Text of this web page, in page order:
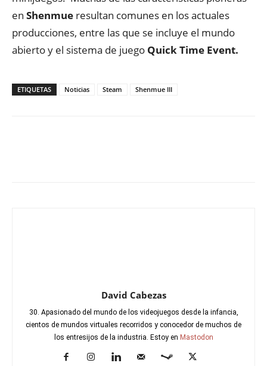
en Shenmue resultan comunes en los actuales
producciones, entre las que se incluye el mundo
abierto y el sistema de juego Quick Time Event.
ETIQUETAS Noticias Steam Shenmue III
David Cabezas
30. Apasionado del mundo de los videojuegos desde la infancia,
cientos de mundos virtuales recorridos y conocedor de muchos de
los entresijos de la industria. Estoy en Mastodon